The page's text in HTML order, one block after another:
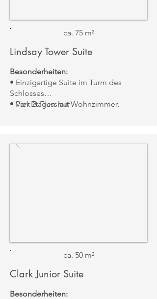
ca. 75 m²
Lindsay Tower Suite
Besonderheiten:
• Einzigartige Suite im Turm des
Schlosses
• Vier Etagen mit Wohnzimmer,
• Luxus und Privatsphäre auf mehreren
• Park & Flusslauf
ca. 50 m²
Clark Junior Suite
Besonderheiten: